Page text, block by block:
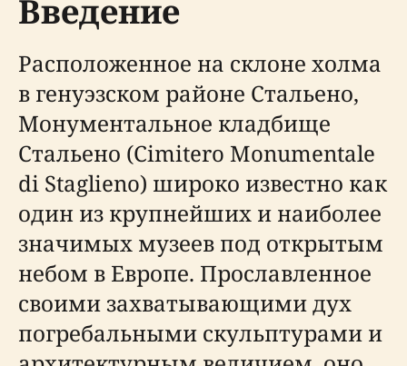
Введение
Расположенное на склоне холма
в генуэзском районе Стальено,
Монументальное кладбище
Стальено (Cimitero Monumentale
di Staglieno) широко известно как
один из крупнейших и наиболее
значимых музеев под открытым
небом в Европе. Прославленное
своими захватывающими дух
погребальными скульптурами и